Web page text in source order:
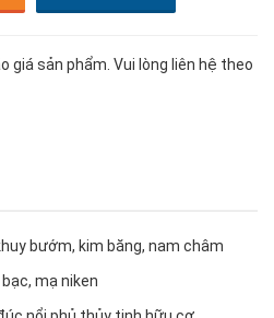
giá sản phẩm. Vui lòng liên hệ theo
bướm, kim băng, nam châm
mạ niken